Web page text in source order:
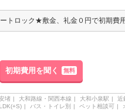
初期費用を聞く 無料
堵 大和路線・関西本線 大和小泉駅 近
バス・トイレ別 ペット相談可